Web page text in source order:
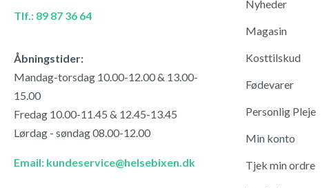
Tlf.: 89 87 36 64
Åbningstider:
Mandag-torsdag 10.00-12.00 & 13.00-
15.00
Fredag 10.00-11.45 & 12.45-13.45
Lørdag - søndag 08.00-12.00
Email: kundeservice@helsebixen.dk
Nyheder
Magasin
Kosttilskud
Fødevarer
Personlig Pleje
Min konto
Tjek min ordre